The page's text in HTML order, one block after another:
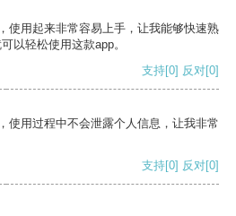
使用起来非常容易上手，让我能够快速熟
以轻松使用这款app。
支持[0] 反对[0]
使用过程中不会泄露个人信息，让我非常
支持[0] 反对[0]